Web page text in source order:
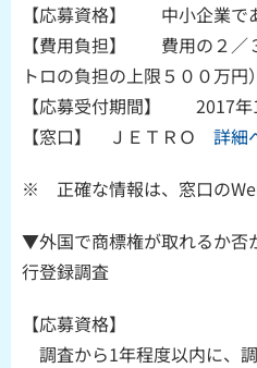
【応募資格】 中小企業で
【費用負担】 費用の２／
トロの負担の上限５００万円
【応募受付期間】 2017
【窓口】 ＪＥＴＲＯ 詳細
※ 正確な情報は、窓口の
▼外国で商標権が取れるか
行登録調査
【応募資格】
調査から1年程度以内に、